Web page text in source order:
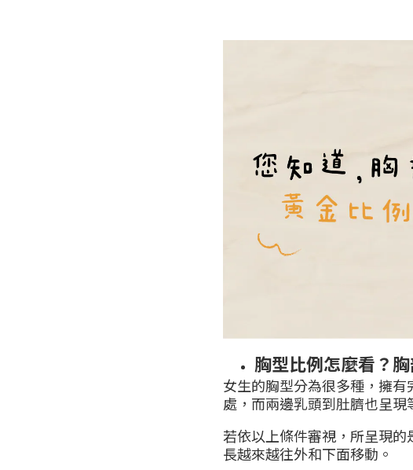
胸型比例怎麼看？
女生的胸型分為很多種，擁
處，而兩邊乳頭到肚臍也呈現
若依以上條件審視，所呈現
長越來越往外和下面移動。